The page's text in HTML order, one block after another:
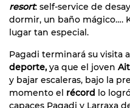
resort: self-service de
dormir, un baño mágico….
lugar tan especial.
Pagadi terminará su visita
deporte, ya que el joven
y bajar escaleras, bajo la
momento el récord lo
capaces Pagadi y Larraxa